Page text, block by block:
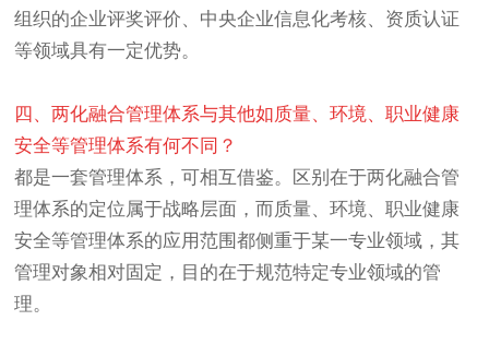
组织的企业评奖评价、中央企业信息化考核、资质认证
等领域具有一定优势。
四、两化融合管理体系与其他如质量、环境、职业健康
安全等管理体系有何不同？
都是一套管理体系，可相互借鉴。区别在于两化融合管
理体系的定位属于战略层面，而质量、环境、职业健康
安全等管理体系的应用范围都侧重于某一专业领域，其
管理对象相对固定，目的在于规范特定专业领域的管
理。